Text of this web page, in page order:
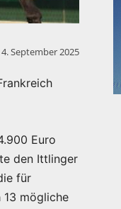
4. September 2025
Euro
den Ittlinger
für
mögliche